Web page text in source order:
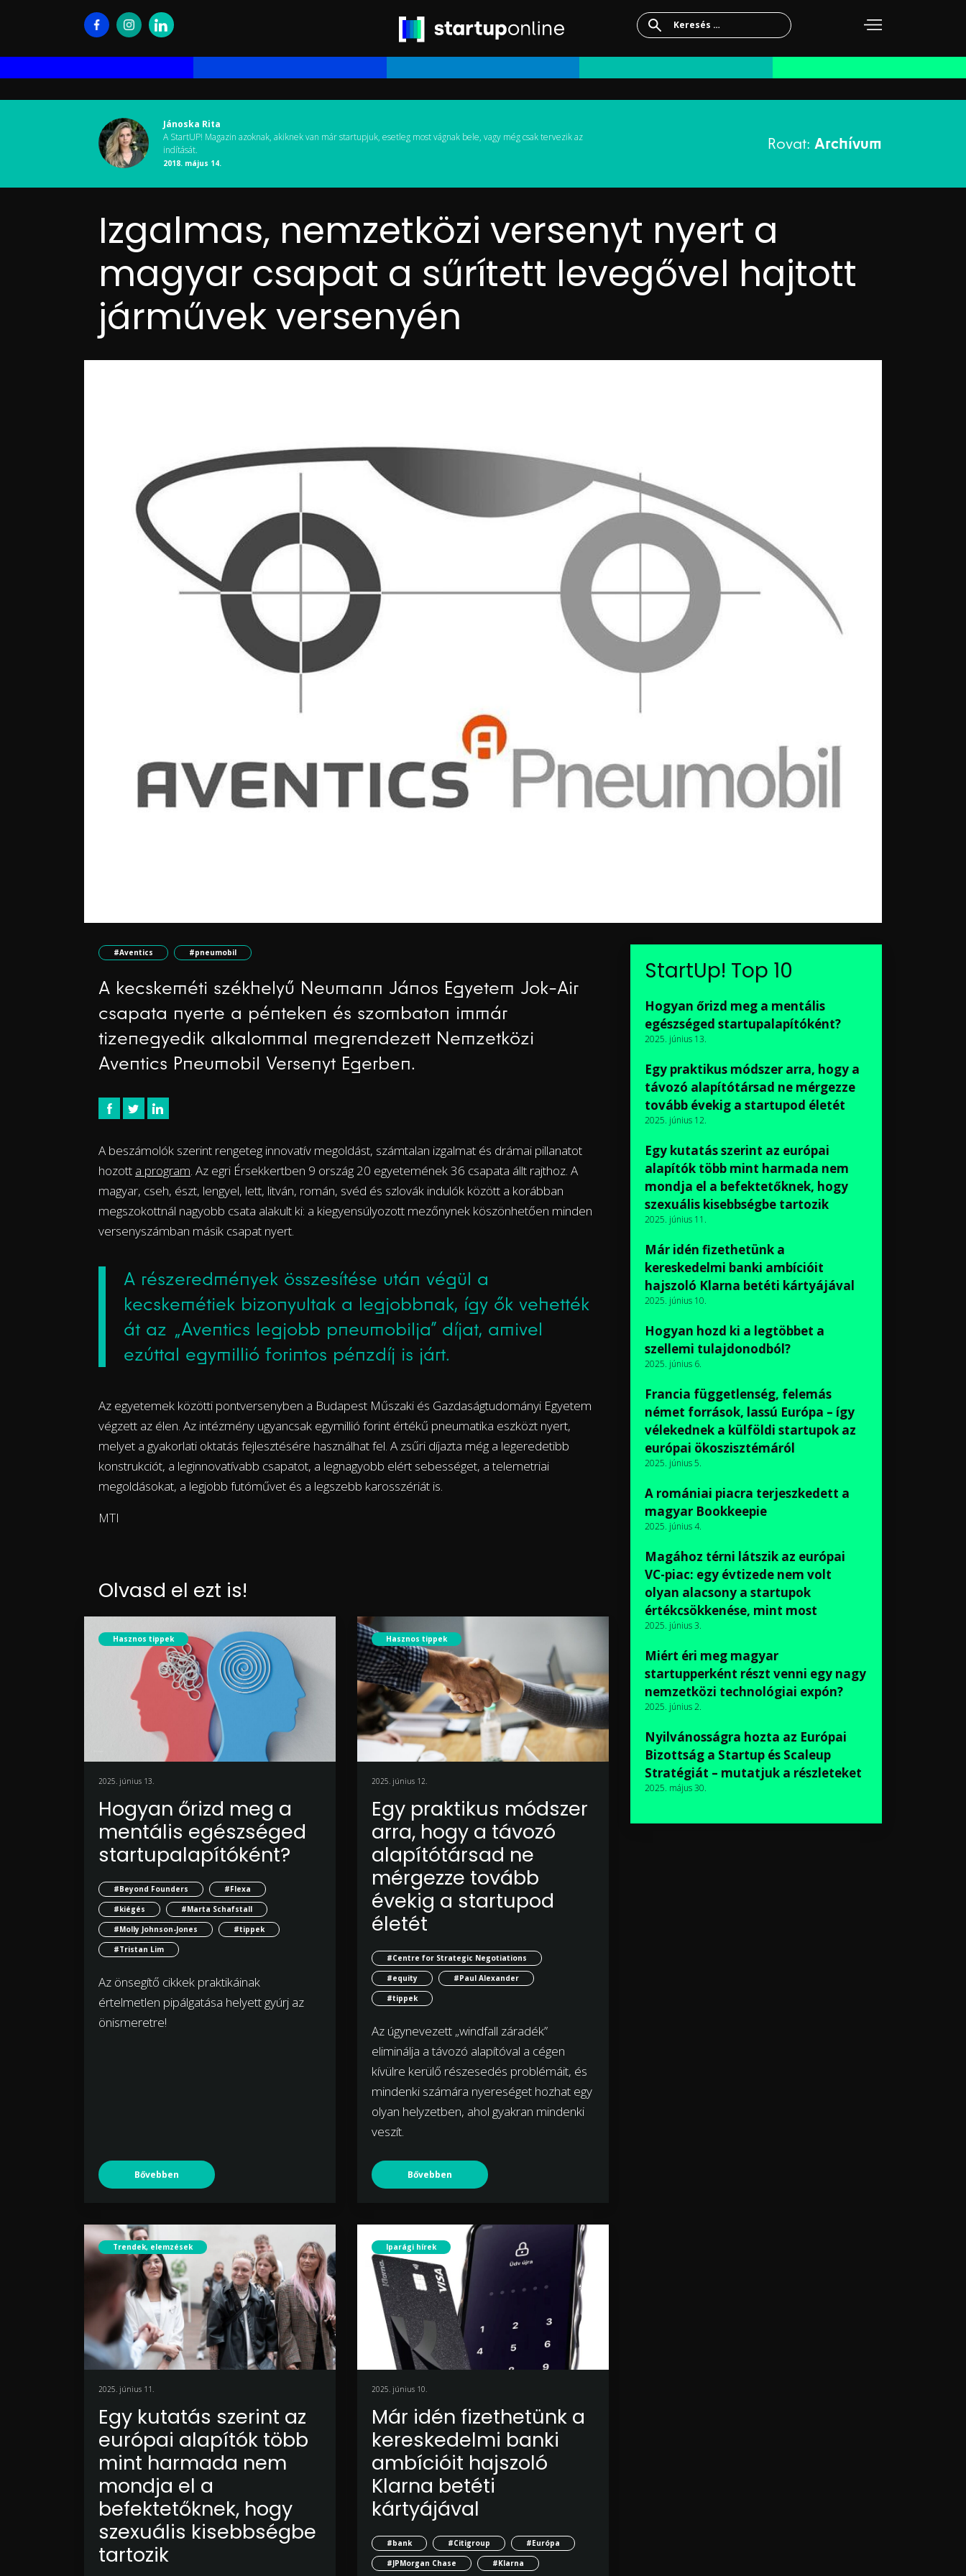
Keresés:
Jánoska Rita
A StartUP! Magazin azoknak, akiknek van már startupjuk, esetleg most vágnak bele, vagy még csak tervezik az
indítását.
2018. május 14.
Rovat: Archívum
Izgalmas, nemzetközi versenyt nyert a
magyar csapat a sűrített levegővel hajtott
járművek versenyén
#Aventics #pneumobil
A kecskeméti székhelyű Neumann János Egyetem Jok-Air
csapata nyerte a pénteken és szombaton immár
tizenegyedik alkalommal megrendezett Nemzetközi
Aventics Pneumobil Versenyt Egerben.
A beszámolók szerint rengeteg innovatív megoldást, számtalan izgalmat és drámai pillanatot
hozott a program. Az egri Érsekkertben 9 ország 20 egyetemének 36 csapata állt rajthoz. A
magyar, cseh, észt, lengyel, lett, litván, román, svéd és szlovák indulók között a korábban
megszokottnál nagyobb csata alakult ki: a kiegyensúlyozott mezőnynek köszönhetően minden
versenyszámban másik csapat nyert.
A részeredmények összesítése után végül a
kecskemétiek bizonyultak a legjobbnak, így ők vehették
át az „Aventics legjobb pneumobilja” díjat, amivel
ezúttal egymillió forintos pénzdíj is járt.
Az egyetemek közötti pontversenyben a Budapest Műszaki és Gazdaságtudományi Egyetem
végzett az élen. Az intézmény ugyancsak egymillió forint értékű pneumatika eszközt nyert,
melyet a gyakorlati oktatás fejlesztésére használhat fel. A zsűri díjazta még a legeredetibb
konstrukciót, a leginnovatívabb csapatot, a legnagyobb elért sebességet, a telemetriai
megoldásokat, a legjobb futóművet és a legszebb karosszériát is.
MTI
Olvasd el ezt is!
Hasznos tippek
2025. június 13.
Hogyan őrizd meg a
mentális egészséged
startupalapítóként?
#Beyond Founders
#Flexa
#kiégés
#Marta Schafstall
#Molly Johnson-Jones
#tippek
#Tristan Lim
Az önsegítő cikkek praktikáinak
értelmetlen pipálgatása helyett gyúrj az
önismeretre!
Bővebben
Hasznos tippek
2025. június 12.
Egy praktikus módszer
arra, hogy a távozó
alapítótársad ne
mérgezze tovább
évekig a startupod
életét
#Centre for Strategic Negotiations
#equity
#Paul Alexander
#tippek
Az úgynevezett „windfall záradék”
eliminálja a távozó alapítóval a cégen
kívülre kerülő részesedés problémáit, és
mindenki számára nyereséget hozhat egy
olyan helyzetben, ahol gyakran mindenki
veszít.
Bővebben
Trendek, elemzések
2025. június 11.
Egy kutatás szerint az
európai alapítók több
mint harmada nem
mondja el a
befektetőknek, hogy
szexuális kisebbségbe
tartozik
Iparági hírek
2025. június 10.
Már idén fizethetünk a
kereskedelmi banki
ambícióit hajszoló
Klarna betéti
kártyájával
#bank #Citigroup
#Európa
#JPMorgan Chase
#Klarna
StartUp! Top 10
Hogyan őrizd meg a mentális
egészséged startupalapítóként?
2025. június 13.
Egy praktikus módszer arra, hogy a
távozó alapítótársad ne mérgezze
tovább évekig a startupod életét
2025. június 12.
Egy kutatás szerint az európai
alapítók több mint harmada nem
mondja el a befektetőknek, hogy
szexuális kisebbségbe tartozik
2025. június 11.
Már idén fizethetünk a
kereskedelmi banki ambícióit
hajszoló Klarna betéti kártyájával
2025. június 10.
Hogyan hozd ki a legtöbbet a
szellemi tulajdonodból?
2025. június 6.
Francia függetlenség, felemás
német források, lassú Európa – így
vélekednek a külföldi startupok az
európai ökoszisztémáról
2025. június 5.
A romániai piacra terjeszkedett a
magyar Bookkeepie
2025. június 4.
Magához térni látszik az európai
VC-piac: egy évtizede nem volt
olyan alacsony a startupok
értékcsökkenése, mint most
2025. június 3.
Miért éri meg magyar
startupperként részt venni egy nagy
nemzetközi technológiai expón?
2025. június 2.
Nyilvánosságra hozta az Európai
Bizottság a Startup és Scaleup
Stratégiát – mutatjuk a részleteket
2025. május 30.